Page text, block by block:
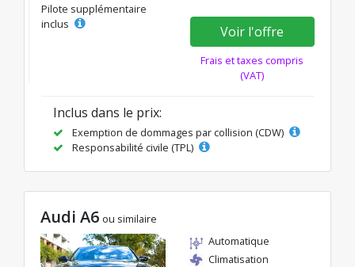
Pilote supplémentaire
inclus
Voir l'offre
Frais et taxes compris
(VAT)
Inclus dans le prix:
Exemption de dommages par collision (CDW)
Responsabilité civile (TPL)
Audi A6 ou similaire
Automatique
Climatisation